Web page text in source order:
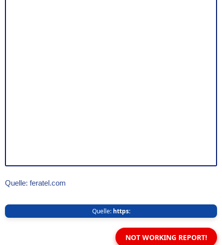
Quelle: feratel.com
Quelle: https:
NOT WORKING REPORT!